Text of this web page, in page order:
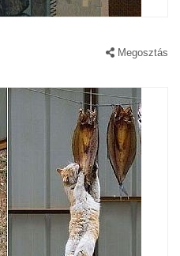
Megosztás